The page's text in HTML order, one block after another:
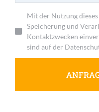
Mit der Nutzung
Speicherung und
Kontaktzwecken
sind auf der